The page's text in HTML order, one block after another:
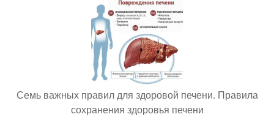
Семь важных правил для здоровой печени. Правила
сохранения здоровья печени